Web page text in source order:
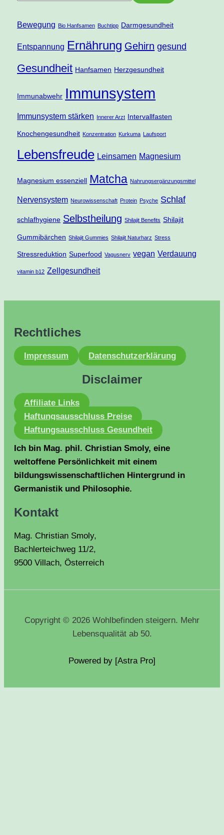
Bewegung Bio Hanfsamen Buchtipp Darmgesundheit
Entspannung Ernährung Gehirn gesund
Gesundheit Hanfsamen Herzgesundheit
Immunabwehr Immunsystem
Immunsystem stärken Innerer Arzt Intervallfasten
Knochengesundheit Konzentration Kurkuma Laufsport
Lebensfreude Leinsamen Magnesium
Magnesium essenziell Matcha Nahrungsergänzungsmittel
Nervensystem Neurowissenschaft Protein Psyche Schlaf
schlafhygiene Selbstheilung Shilajit Benefits Shilajit
Gummibärchen Shilajit Gummies Shilajit Naturharz Stress
Stressreduktion Superfood Vagusnerv vegan Verdauung
vitamin b12 Zellgesundheit
Rechtliches
Impressum Datenschutzerklärung
Disclaimer
Affiliate Links
Haftungsausschluss Preise
Haftungsausschluss Gesundheit
Ich bin Mag. phil. Christian Smoly, eine
weltoffene Persönlichkeit mit einem
bildungswissenschaftlichen Hintergrund in
Germanistik und Philosophie.
Kontakt
Mag. Christian Smoly,
Bachlerteichweg 11/2,
9500 Villach, Österreich
Copyright © 2026 Wohlbefinden steigern. Mehr
Lebensqualität ab 50.
Powered by [Astra Pro]